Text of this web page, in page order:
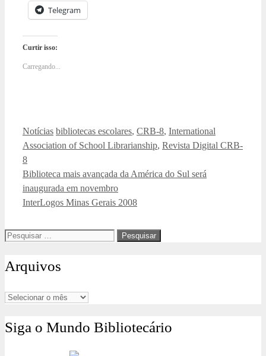
Telegram
Curtir isso:
Carregando...
Categorias
Notícias Tags
bibliotecas escolares, CRB-8, International
Association of School Librarianship, Revista Digital CRB-
8
Biblioteca mais avançada da América do Sul será
inaugurada em novembro
InterLogos Minas Gerais 2008
Pesquisar
Arquivos
Arquivos
Siga o Mundo Bibliotecário